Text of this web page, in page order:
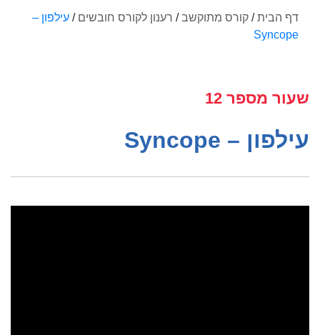
דף הבית/ קורס מתוקשב / רענון לקורס חובשים / עילפון –
Syncope
שעור מספר 12
עילפון – Syncope